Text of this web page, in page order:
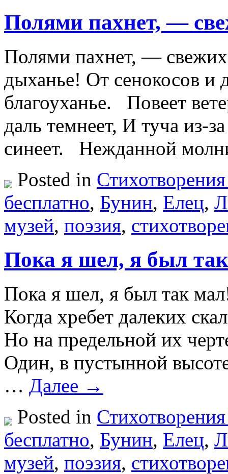
Полями пахнет, —
Полями пахнет, —
дыханье! От сенокосов и
благоуханье. Повеет
даль темнеет, И туча из-
синеет. Нежданной
Posted in
бесплатно, Бунин, Елец,
музей, поэзия,
Пока я шел, я был
Пока я шел, я был так
Когда хребет далеких
Но на предельной их
Один, в пустынной
… Далее →
Posted in
бесплатно, Бунин, Елец,
музей, поэзия,